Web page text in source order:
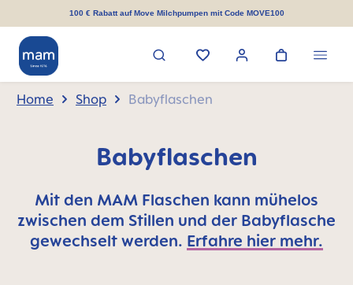
springen100 € Rabatt auf Move Milchpumpen mit Code MOVE100
Home Shop Babyflaschen
Babyflaschen
Mit den MAM Flaschen kann mühelos
zwischen dem Stillen und der Babyflasche
gewechselt werden. Erfahre hier mehr.